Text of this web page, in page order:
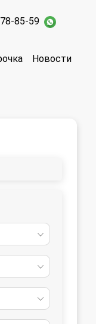
85-59
Новости